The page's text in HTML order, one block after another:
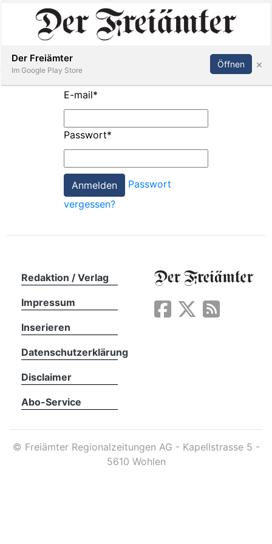
Paper
App
Inserieren Abonnieren Anmelden
E-mail*
Passwort*
Passwort
vergessen?
Redaktion / Verlag
Impressum
Inserieren
Datenschutzerklärung
Disclaimer
Abo-Service
© Freiämter Regionalzeitungen AG - Kapellstrasse 5 -
5610 Wohlen
Der Freiämter
Im Google Play Store
Öffnen ×